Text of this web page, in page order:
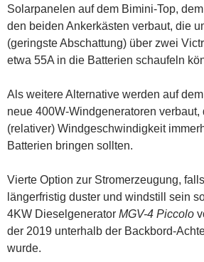
Solarpanelen auf dem Bimini-Top,
den beiden Ankerkästen verbaut, die
(geringste Abschattung) über zwei
etwa 55A in die Batterien schaufeln
Als weitere Alternative werden auf
neue 400W-Windgeneratoren verbaut,
(relativer) Windgeschwindigkeit
Batterien bringen sollten.
Vierte Option zur Stromerzeugung,
längerfristig duster und windstill sein
4KW Dieselgenerator MGV-4 Piccolo
der 2019 unterhalb der Backbord-
wurde.